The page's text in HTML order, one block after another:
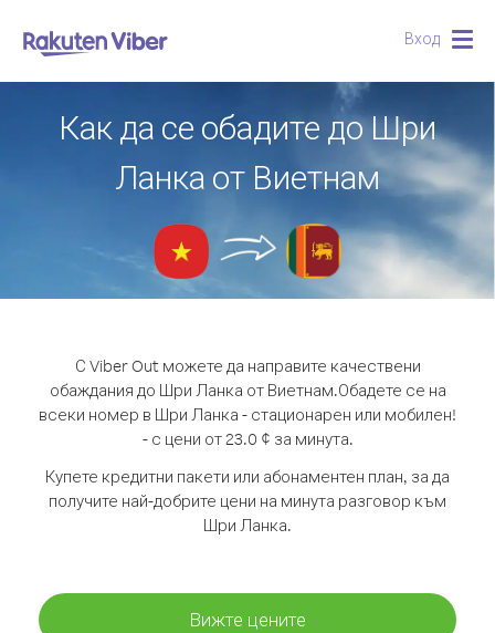
Вход
Как да се обадите до Шри
Ланка от Виетнам
С Viber Out можете да направите качествени
обаждания до Шри Ланка от Виетнам.Обадете се на
всеки номер в Шри Ланка - стационарен или мобилен!
- с цени от 23.0 ¢ за минута.
Купете кредитни пакети или абонаментен план, за да
получите най-добрите цени на минута разговор към
Шри Ланка.
Вижте цените